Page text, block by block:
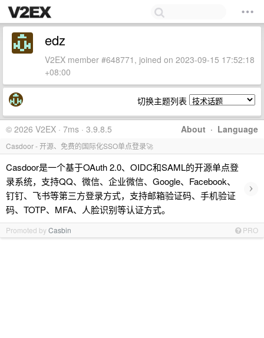
edz
V2EX member #648771, joined on 2023-09-15 17:52:18
+08:00
切换主题列表
About · Language
© 2026 V2EX · 7ms · 3.9.8.5
Casdoor - 开源、免费的国际化SSO单点登录🚀
Casdoor是一个基于OAuth 2.0、OIDC和SAML的开源单点登
录系统，支持QQ、微信、企业微信、Google、Facebook、
钉钉、飞书等第三方登录方式，支持邮箱验证码、手机验证
码、TOTP、MFA、人脸识别等认证方式。
›
Promoted byCasbin PRO